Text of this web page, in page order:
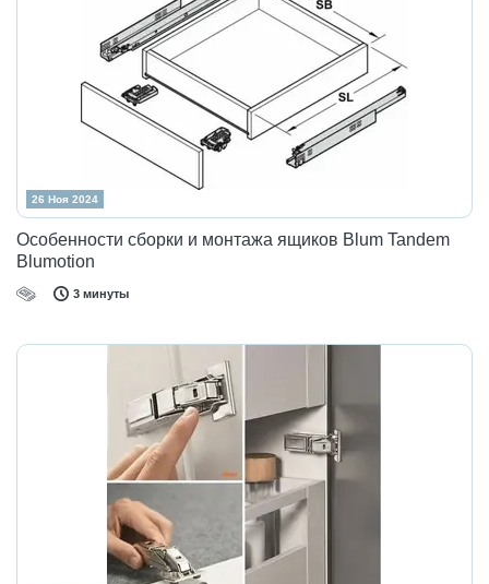
26 Ноя 2024
Особенности сборки и монтажа ящиков Blum Tandem
Blumotion
3 минуты